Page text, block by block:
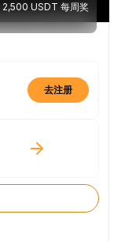
2,500 USDT 每周奖
去注册